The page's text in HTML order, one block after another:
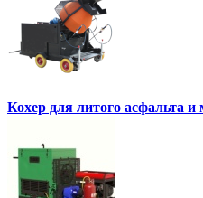
Кохер для литого асфальта